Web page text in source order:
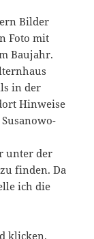
Bilder
Foto mit
Baujahr.
in der
Hinweise
unter der
zu finden. Da
ich die
klicken.